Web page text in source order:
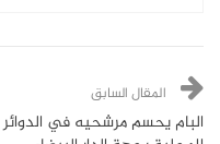
المقال السابق
البام يحسم مرشحيه في الدوائر